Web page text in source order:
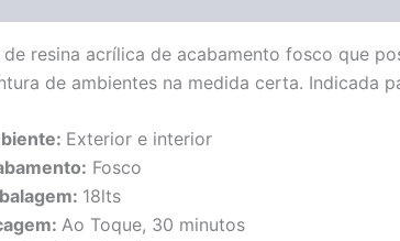
de resina acrílica de acabamento fosco que
de ambientes na medida certa. Indicada
Exterior e interior
Fosco
18lts
Ao Toque, 30 minutos